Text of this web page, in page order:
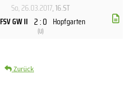
So, 26.03.2017, 16.ST
FSV GW II 2 : 0
(U)
Hopfgarten
Zurück